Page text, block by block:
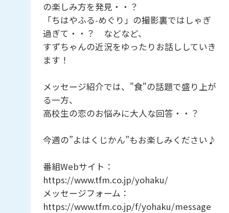
の楽しみ方を発見・・？
「ちはやふる-めぐり」の撮影裏ではしゃぎ
過ぎて・・？ などなど、
すずちゃんの近況をゆったりお話ししていき
ます！
メッセージ紹介では、"食"の話題で盛り上が
る一方、
高校生の恋のお悩みに大人な回答・・？
今週の”よはくじかん”もお楽しみください♪
番組Webサイト：
https://www.tfm.co.jp/yohaku/
メッセージフォーム：
https://www.tfm.co.jp/f/yohaku/message